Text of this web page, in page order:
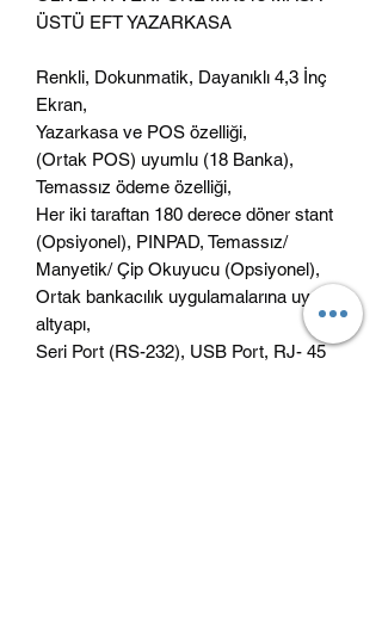
ÜSTÜ EFT YAZARKASA
Renkli, Dokunmatik, Dayanıklı 4,3 İnç
Ekran,
Yazarkasa ve POS özelliği,
(Ortak POS) uyumlu (18 Banka),
Temassız ödeme özelliği,
Her iki taraftan 180 derece döner stant
(Opsiyonel), PINPAD, Temassız/
Manyetik/ Çip Okuyucu (Opsiyonel),
Ortak bankacılık uygulamalarına uygun
altyapı,
Seri Port (RS-232), USB Port, RJ- 45